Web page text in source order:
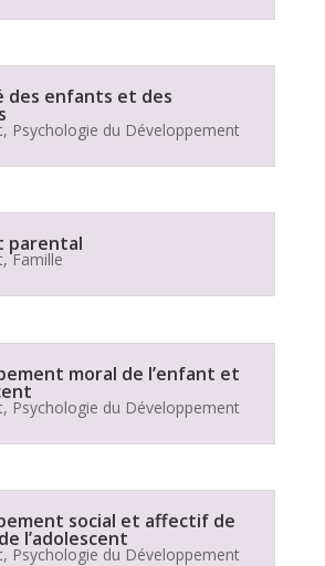
des enfants et des
, Psychologie du Développement
parental
,Famille
moral de l’enfant et
, Psychologie du Développement
social et affectif de
l’adolescent
, Psychologie du Développement